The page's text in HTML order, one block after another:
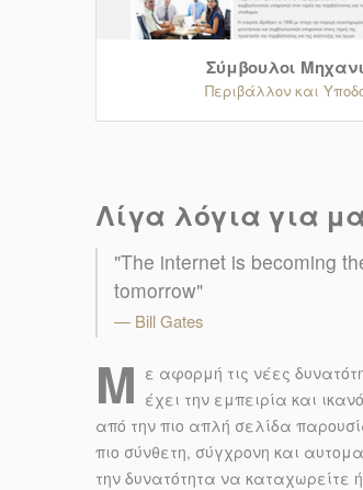
Σύμβουλοι
Περιβάλλον και
Λίγα λόγια για
"Τhe internet is becoming
tomorrow"
Bill Gates
Μ ε αφορμή τις νέες
έχει την εμπειρία και
από την πιο απλή σελίδα
πιο σύνθετη, σύγχρονη και
την δυνατότητα να καταχωρείτε